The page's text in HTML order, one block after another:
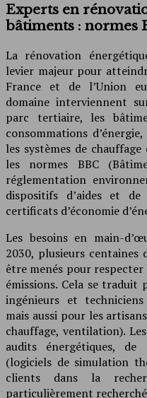
Experts en
bâtiments : normes
La rénovation
levier majeur pour
France et de l’Union
domaine interviennent
parc tertiaire, les
consommations
les systèmes de
les normes BBC
réglementation
dispositifs d’aides et de
certificats d’économie
Les besoins en main-
2030, plusieurs
être menés pour
émissions. Cela se
ingénieurs et
mais aussi pour les
chauffage, ventilation).
audits énergétiques, de
(logiciels de simulation
clients dans la
particulièrement